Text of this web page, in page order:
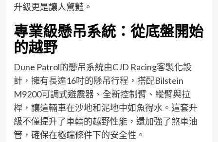
升級更是讓人驚豔。
專業級懸吊系統：從底盤開始
的越野
Dune Patrol的懸吊系統由CJD Racing客製化設
計，擁有長達16吋的懸吊行程，搭配Bilstein
M9200可調式避震器、全新控制臂、縱臂與拉
桿，讓這輛車在沙地和泥地中如魚得水。這套升
級不僅提升了車輛的越野性能，還加強了煞車油
管，確保在極端條件下的安全性。